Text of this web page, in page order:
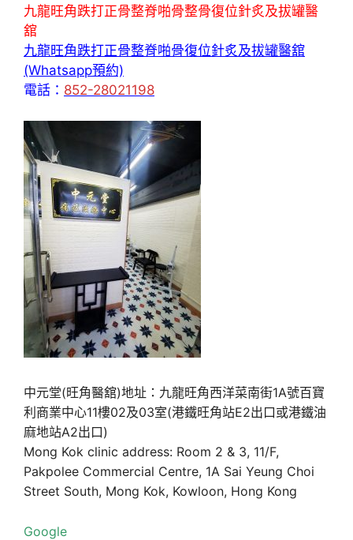
九龍旺角跌打正骨整脊啪骨整骨復位針炙及拔罐醫
舘
九龍旺角跌打正骨整脊啪骨復位針炙及拔罐醫舘
(Whatsapp預約)
電話： 852-28021198
中元堂(旺角醫舘)地址：九龍旺角西洋菜南街1A號百寶
利商業中心11樓02及03室(港鐵旺角站E2出口或港鐵油
麻地站A2出口)
Mong Kok clinic address: Room 2 & 3, 11/F,
Pakpolee Commercial Centre, 1A Sai Yeung Choi
Street South, Mong Kok, Kowloon, Hong Kong
Google